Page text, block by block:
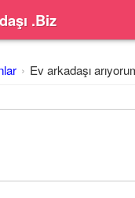
.Biz
Ev arkadaşı